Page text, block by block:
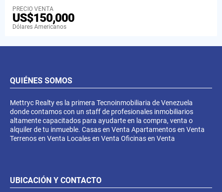
PRECIO VENTA
US$150,000
Dólares Americanos
QUIÉNES SOMOS
Mettryc Realty es la primera Tecnoinmobiliaria de Venezuela
donde contamos con un staff de profesionales inmobiliarios
altamente capacitados para ayudarte en la compra, venta o
alquiler de tu inmueble. Casas en Venta Apartamentos en Venta
Terrenos en Venta Locales en Venta Oficinas en Venta
UBICACIÓN Y CONTACTO